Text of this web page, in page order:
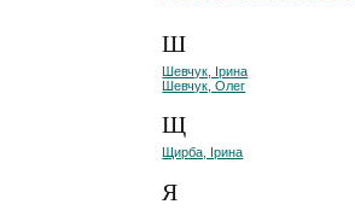
Ш
Шевчук, Ірина
Шевчук, Олег
Щ
Щирба, Ірина
Я